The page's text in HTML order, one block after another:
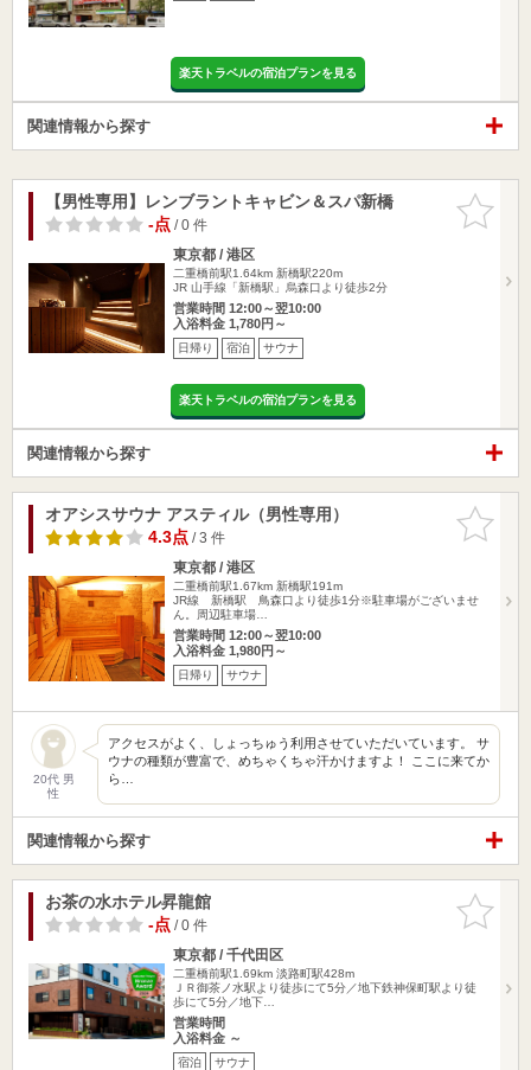
楽天トラベルの宿泊プランを見る
関連情報から探す
お気に入
りに追加
【男性専用】レンブラントキャビン＆スパ新橋
-点/ 0 件
東京都 / 港区
二重橋前駅1.64km 新橋駅220m
JR 山手線「新橋駅」烏森口より徒歩2分
営業時間 12:00～翌10:00
入浴料金 1,780円～
日帰り 宿泊 サウナ
楽天トラベルの宿泊プランを見る
関連情報から探す
お気に入
りに追加
オアシスサウナ アスティル（男性専用）
4.3点/ 3 件
東京都 / 港区
二重橋前駅1.67km 新橋駅191m
JR線 新橋駅 鳥森口より徒歩1分※駐車場がございませ
ん。周辺駐車場…
営業時間 12:00～翌10:00
入浴料金 1,980円～
日帰り サウナ
20代 男
性
アクセスがよく、しょっちゅう利用させていただいています。 サ
ウナの種類が豊富で、めちゃくちゃ汗かけますよ！ ここに来てか
ら…
関連情報から探す
お気に入
りに追加
お茶の水ホテル昇龍館
-点/ 0 件
東京都 / 千代田区
二重橋前駅1.69km 淡路町駅428m
ＪＲ御茶ノ水駅より徒歩にて5分／地下鉄神保町駅より徒
歩にて5分／地下…
営業時間
入浴料金 ～
宿泊 サウナ